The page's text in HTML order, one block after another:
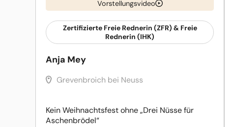
Vorstellungsvideo
Zertifizierte Freie Rednerin (ZFR) & Freie
Rednerin (IHK)
Anja Mey
Grevenbroich bei Neuss
Kein Weihnachtsfest ohne „Drei Nüsse für
Aschenbrödel“